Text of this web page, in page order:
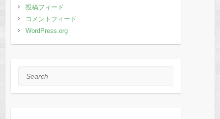
投稿フィード
コメントフィード
WordPress.org
Search